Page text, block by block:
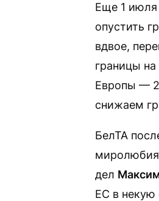
Еще 1 июля
опустить
вдвое,
границы
Европы —
снижаем
БелТА
дел
ЕС в некую